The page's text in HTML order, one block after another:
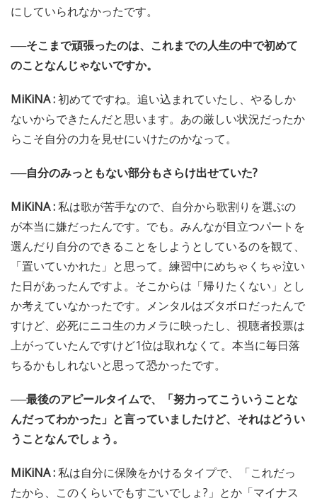
にしていられなかったです。
──そこまで頑張ったのは、これまでの人生の中で初めて
のことなんじゃないですか。
MiKiNA :初めてですね。追い込まれていたし、やるしか
ないからできたんだと思います。あの厳しい状況だったか
らこそ自分の力を見せにいけたのかなって。
──自分のみっともない部分もさらけ出せていた?
MiKiNA :私は歌が苦手なので、自分から歌割りを選ぶの
が本当に嫌だったんです。でも。みんなが目立つパートを
選んだり自分のできることをしようとしているのを観て、
「置いていかれた」と思って。練習中にめちゃくちゃ泣い
た日があったんですよ。そこからは「帰りたくない」とし
か考えていなかったです。メンタルはズタボロだったんで
すけど、必死にニコ生のカメラに映ったし、視聴者投票は
上がっていたんですけど1位は取れなくて。本当に毎日落
ちるかもしれないと思って恐かったです。
──最後のアピールタイムで、「努力ってこういうことな
んだってわかった」と言っていましたけど、それはどうい
うことなんでしょう。
MiKiNA :私は自分に保険をかけるタイプで、「これだっ
たから、このくらいでもすごいでしょ?」とか「マイナス